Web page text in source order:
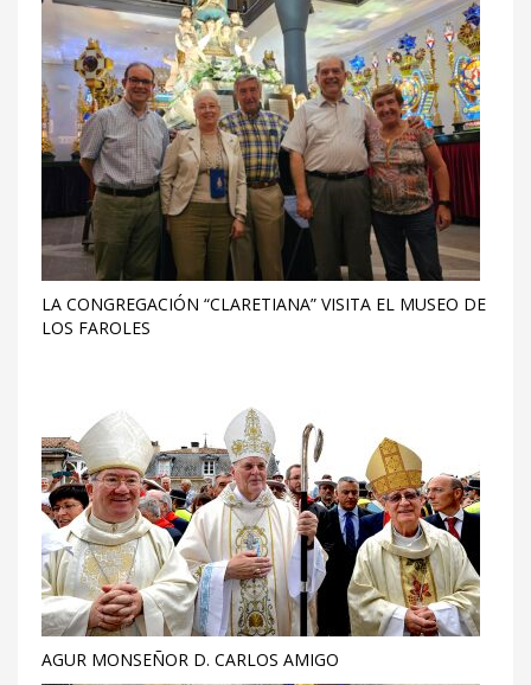
LA CONGREGACIÓN “CLARETIANA” VISITA EL MUSEO DE
LOS FAROLES
AGUR MONSEÑOR D. CARLOS AMIGO